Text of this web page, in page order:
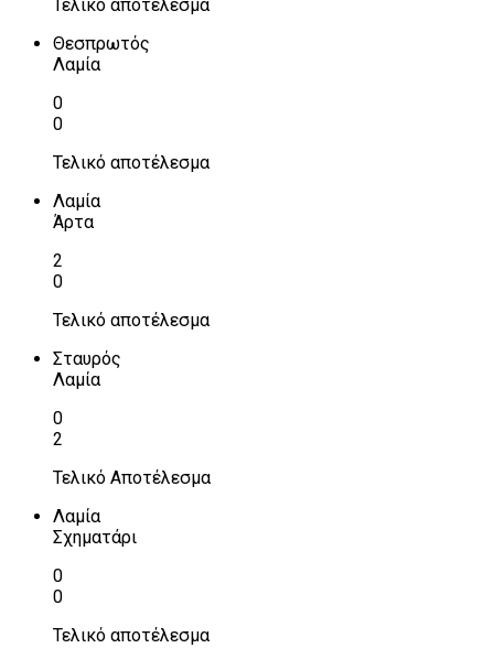
Τελικό αποτέλεσμα
Θεσπρωτός
Λαμία
0
0
Τελικό αποτέλεσμα
Λαμία
Άρτα
2
0
Τελικό αποτέλεσμα
Σταυρός
Λαμία
0
2
Τελικό Αποτέλεσμα
Λαμία
Σχηματάρι
0
0
Τελικό αποτέλεσμα